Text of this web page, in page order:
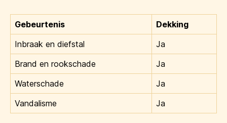
Gebeurtenis
Dekking
Inbraak en diefstal
Ja
Brand en rookschade
Ja
Waterschade
Ja
Vandalisme
Ja